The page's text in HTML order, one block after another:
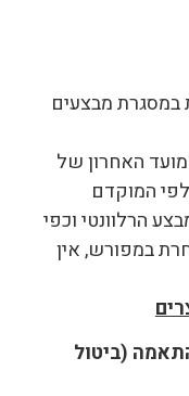
במסגרת מבצעים
האחרון של
המוקדם
הרלוונטי וכפי
במפורש, אין
(ביטול